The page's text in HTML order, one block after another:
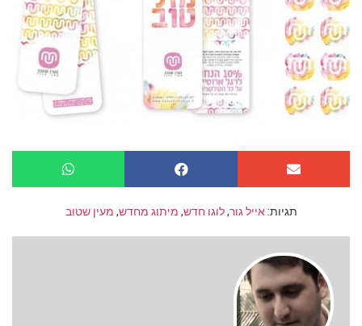
תגיות: אייל גור,לוגו חדש, מיתוג מחדש, מעין שטוב